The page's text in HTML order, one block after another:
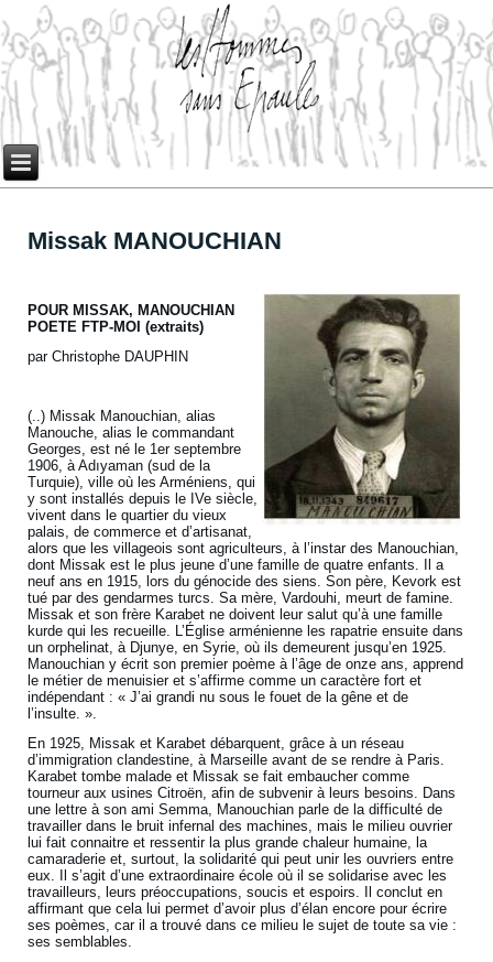
Missak MANOUCHIAN
POUR MISSAK, MANOUCHIAN
POETE FTP-MOI (extraits)
par Christophe DAUPHIN
(..) Missak Manouchian, alias
Manouche, alias le commandant
Georges, est né le 1er septembre
1906, à Adıyaman (sud de la
Turquie), ville où les Arméniens, qui
y sont installés depuis le IVe siècle,
vivent dans le quartier du vieux
palais, de commerce et d’artisanat,
alors que les villageois sont agriculteurs, à l’instar des Manouchian,
dont Missak est le plus jeune d’une famille de quatre enfants. Il a
neuf ans en 1915, lors du génocide des siens. Son père, Kevork est
tué par des gendarmes turcs. Sa mère, Vardouhi, meurt de famine.
Missak et son frère Karabet ne doivent leur salut qu’à une famille
kurde qui les recueille. L’Église arménienne les rapatrie ensuite dans
un orphelinat, à Djunye, en Syrie, où ils demeurent jusqu’en 1925.
Manouchian y écrit son premier poème à l’âge de onze ans, apprend
le métier de menuisier et s’affirme comme un caractère fort et
indépendant : « J’ai grandi nu sous le fouet de la gêne et de
l’insulte. ».
En 1925, Missak et Karabet débarquent, grâce à un réseau
d’immigration clandestine, à Marseille avant de se rendre à Paris.
Karabet tombe malade et Missak se fait embaucher comme
tourneur aux usines Citroën, afin de subvenir à leurs besoins. Dans
une lettre à son ami Semma, Manouchian parle de la difficulté de
travailler dans le bruit infernal des machines, mais le milieu ouvrier
lui fait connaitre et ressentir la plus grande chaleur humaine, la
camaraderie et, surtout, la solidarité qui peut unir les ouvriers entre
eux. Il s’agit d’une extraordinaire école où il se solidarise avec les
travailleurs, leurs préoccupations, soucis et espoirs. Il conclut en
affirmant que cela lui permet d’avoir plus d’élan encore pour écrire
ses poèmes, car il a trouvé dans ce milieu le sujet de toute sa vie :
ses semblables.